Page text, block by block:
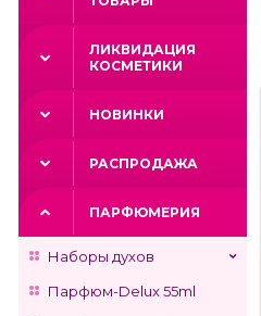
ЛИКВИДАЦИЯ
КОСМЕТИКИ
НОВИНКИ
РАСПРОДАЖА
ПАРФЮМЕРИЯ
Наборы духов
Парфюм-Delux 55ml